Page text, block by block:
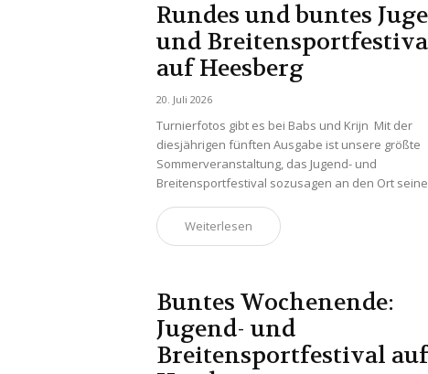
Rundes und buntes
und
auf Heesberg
20. Juli 2026
Turnierfotos gibt es bei Babs und Krijn Mit der
diesjährigen fünften Ausgabe ist unsere größte
Sommerveranstaltung, das Jugend- und
Breitensportfestival sozusagen an den Ort
Weiterlesen
Buntes Wochenende:
Jugend- und
Breitensportfestival auf